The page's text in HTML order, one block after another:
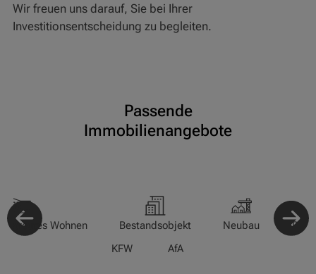
Wir freuen uns darauf, Sie bei Ihrer
Investitionsentscheidung zu begleiten.
Passende
Immobilienangebote
Wohnen Bestandsobjekt Neubau
KFW
AfA